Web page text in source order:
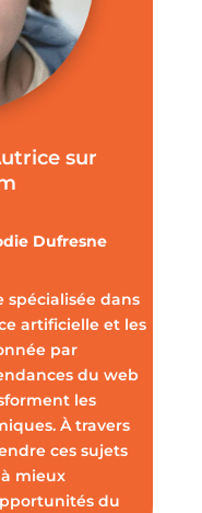
sur
Dufresne
spécialisée dans
artificielle et les
par
du web
les
À travers
ces sujets
mieux
du